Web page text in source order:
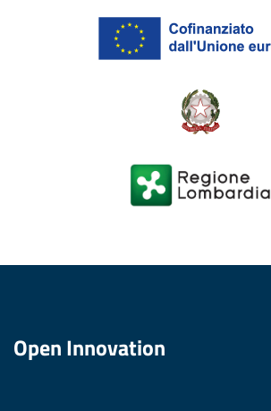
Open Innovation